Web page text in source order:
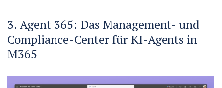
3. Agent 365: Das Management- und
Compliance-Center für KI-Agents in
M365